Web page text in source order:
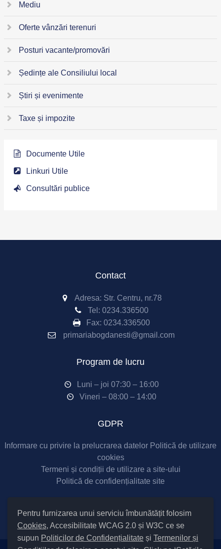
Pentru furnizarea unui serviciu îmbunătățit folosim
Cookies, Accesibilitate WCAG 2.0 și W3C ce se
supun Politicilor de Confidențialitate și Termenilor și
Mediu
Oferte vânzări terenuri
Posturi vacante/promovări
Ședințe ale Consiliului local
Știri și evenimente
Taxe și impozite
Documente Utile
Linkuri Utile
Consultări publice
Contact
Adresa: Str. Centru, nr.78
Tel: 0234.336500
Fax: 0234.336500
primariabogdanesti@gmail.com
Program de lucru
Luni – joi 07:30 – 16:00
Vineri – 08:00 – 14:00
GDPR
Informare cu privire la prelucrarea datelor Politică de utilizare
cookies
Termeni și condiții de utilizare a site-ului
Politică de confidențialitate site
Social Media